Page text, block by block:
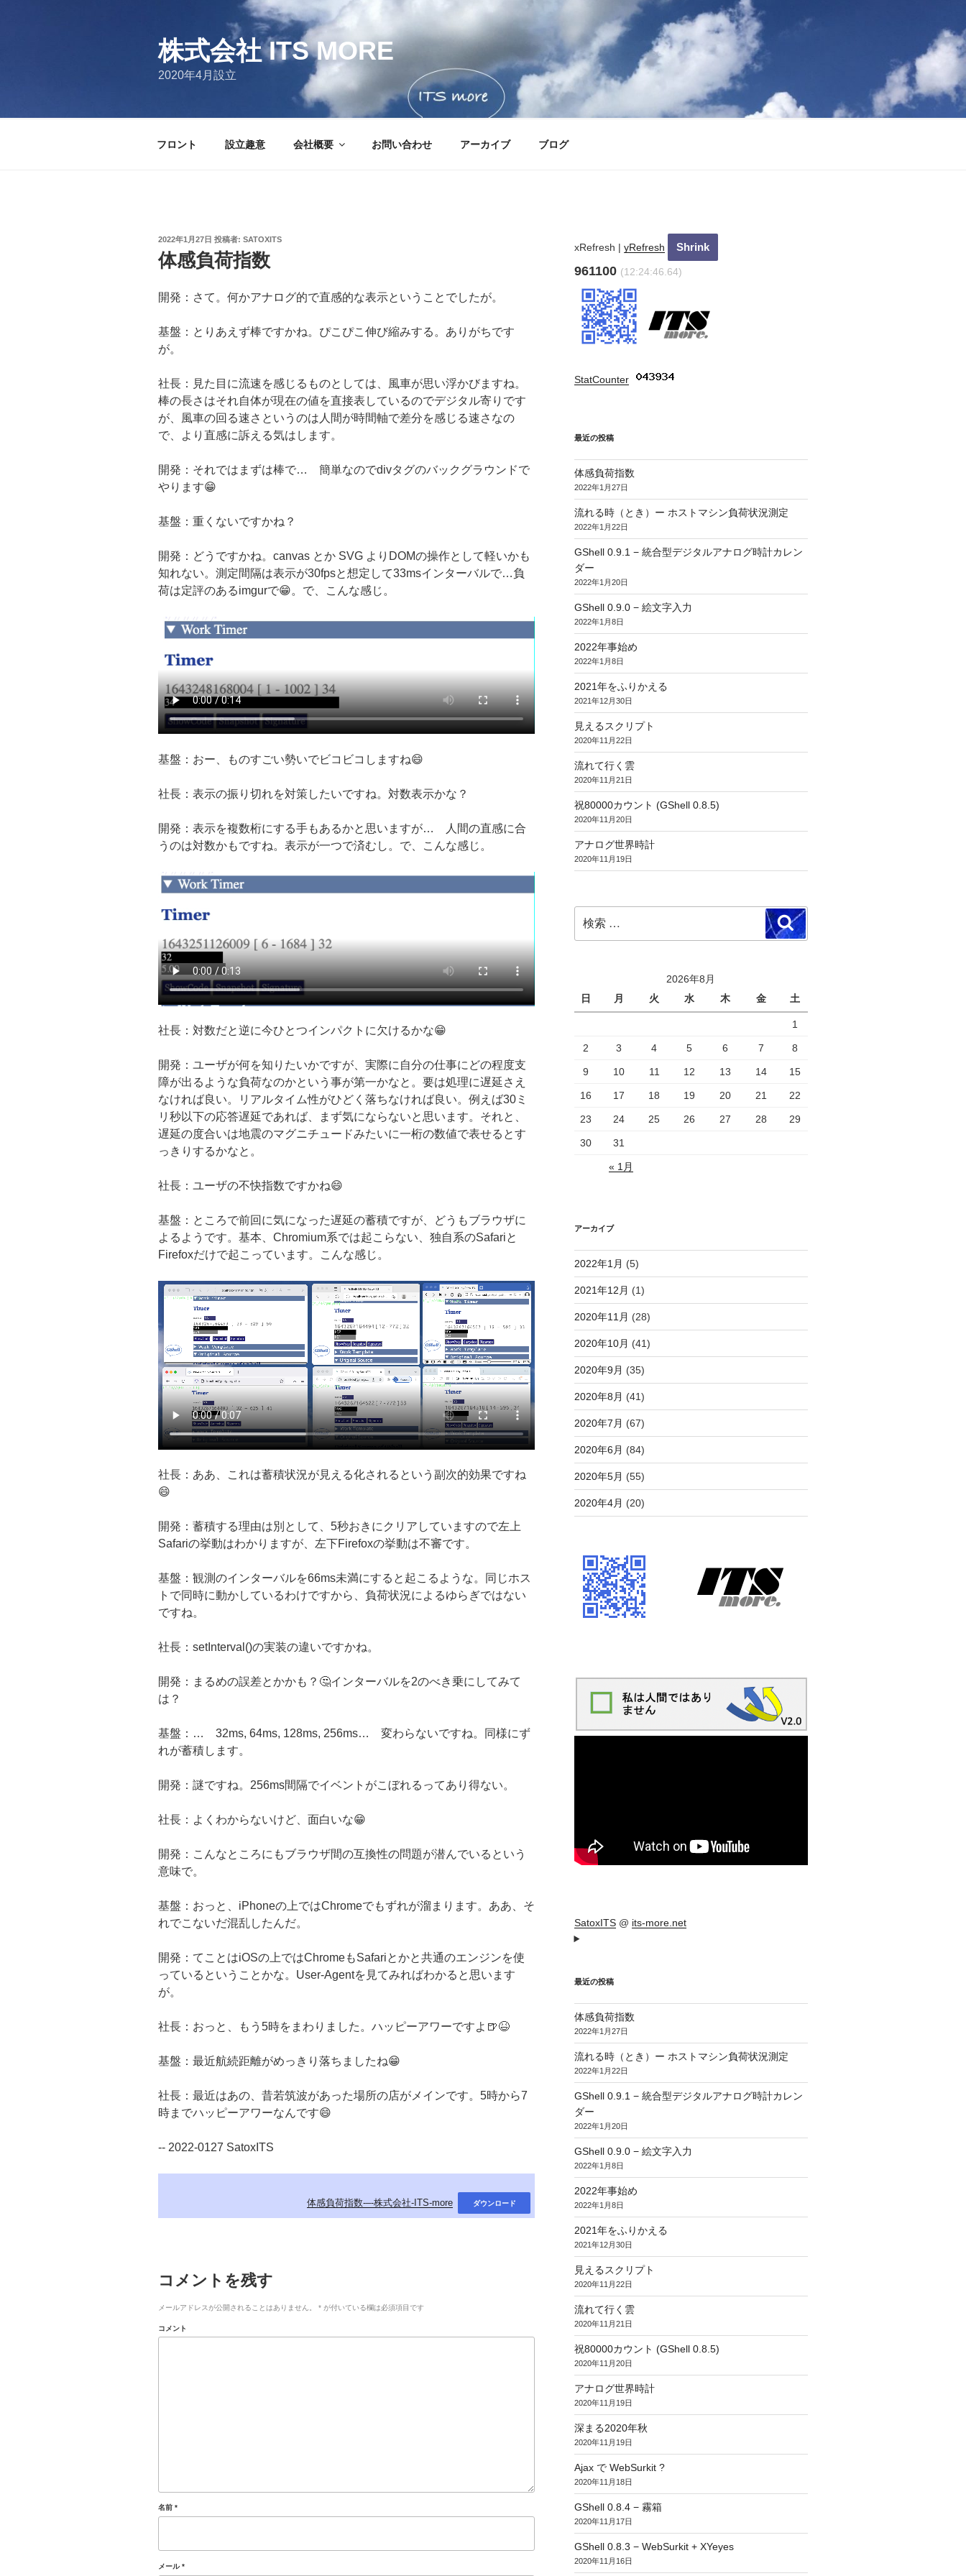
株式会社 ITS MORE
2020年4月設立
フロント 設立趣意 会社概要 お問い合わせ アーカイブ ブログ
投
稿
日:
2022年1月27日 投稿者: SATOXITS
体感負荷指数
開発：さて。何かアナログ的で直感的な表示ということでしたが。
基盤：とりあえず棒ですかね。ぴこぴこ伸び縮みする。ありがちです
が。
社長：見た目に流速を感じるものとしては、風車が思い浮かびますね。
棒の長さはそれ自体が現在の値を直接表しているのでデジタル寄りです
が、風車の回る速さというのは人間が時間軸で差分を感じる速さなの
で、より直感に訴える気はします。
開発：それではまずは棒で… 簡単なのでdivタグのバックグラウンドで
やります😁
基盤：重くないですかね？
開発：どうですかね。canvas とか SVG よりDOMの操作として軽いかも
知れない。測定間隔は表示が30fpsと想定して33msインターバルで…負
荷は定評のあるimgurで😁。で、こんな感じ。
基盤：おー、ものすごい勢いでビコビコしますね😄
社長：表示の振り切れを対策したいですね。対数表示かな？
開発：表示を複数桁にする手もあるかと思いますが… 人間の直感に合
うのは対数かもですね。表示が一つで済むし。で、こんな感じ。
社長：対数だと逆に今ひとつインパクトに欠けるかな😁
開発：ユーザが何を知りたいかですが、実際に自分の仕事にどの程度支
障が出るような負荷なのかという事が第一かなと。要は処理に遅延さえ
なければ良い。リアルタイム性がひどく落ちなければ良い。例えば30ミ
リ秒以下の応答遅延であれば、まず気にならないと思います。それと、
遅延の度合いは地震のマグニチュードみたいに一桁の数値で表せるとす
っきりするかなと。
社長：ユーザの不快指数ですかね😄
基盤：ところで前回に気になった遅延の蓄積ですが、どうもブラウザに
よるようです。基本、Chromium系では起こらない、独自系のSafariと
Firefoxだけで起こっています。こんな感じ。
社長：ああ、これは蓄積状況が見える化されるという副次的効果ですね
😄
開発：蓄積する理由は別として、5秒おきにクリアしていますので左上
Safariの挙動はわかりますが、左下Firefoxの挙動は不審です。
基盤：観測のインターバルを66ms未満にすると起こるような。同じホス
トで同時に動かしているわけですから、負荷状況によるゆらぎではない
ですね。
社長：setInterval()の実装の違いですかね。
開発：まるめの誤差とかかも？🤔インターバルを2のべき乗にしてみて
は？
基盤：… 32ms, 64ms, 128ms, 256ms… 変わらないですね。同様にず
れが蓄積します。
開発：謎ですね。256ms間隔でイベントがこぼれるってあり得ない。
社長：よくわからないけど、面白いな😁
開発：こんなところにもブラウザ間の互換性の問題が潜んでいるという
意味で。
基盤：おっと、iPhoneの上ではChromeでもずれが溜まります。ああ、そ
れでこないだ混乱したんだ。
開発：てことはiOSの上ではChromeもSafariとかと共通のエンジンを使
っているということかな。User-Agentを見てみればわかると思います
が。
社長：おっと、もう5時をまわりました。ハッピーアワーですよ🍺😆
基盤：最近航続距離がめっきり落ちましたね😁
社長：最近はあの、昔若筑波があった場所の店がメインです。5時から7
時までハッピーアワーなんです😄
-- 2022-0127 SatoxITS
体感負荷指数-–-株式会社-ITS-more ダウンロード
コメントを残す
メールアドレスが公開されることはありません。 * が付いている欄は必須項目です
コメント
名前 *
メール*
xRefresh | yRefresh
961100 (12:24:47.64)
StatCounter:
最近の投稿
体感負荷指数
2022年1月27日
流れる時（とき）ー ホストマシン負荷状況測定
2022年1月22日
GShell 0.9.1 − 統合型デジタルアナログ時計カレン
ダー
2022年1月20日
GShell 0.9.0 − 絵文字入力
2022年1月8日
2022年事始め
2022年1月8日
2021年をふりかえる
2021年12月30日
見えるスクリプト
2020年11月22日
流れて行く雲
2020年11月21日
祝80000カウント (GShell 0.8.5)
2020年11月20日
アナログ世界時計
2020年11月19日
索:
検
索
2026年8月
日
月 火 水 木 金 土
1
2 3 4 5 6 7 8
9 10 11 12 13 14 15
16 17 18 19 20 21 22
23 24 25 26 27 28 29
30 31
« 1月
アーカイブ
2022年1月 (5)
2021年12月 (1)
2020年11月 (28)
2020年10月 (41)
2020年9月 (35)
2020年8月 (41)
2020年7月 (67)
2020年6月 (84)
2020年5月 (55)
2020年4月 (20)
SatoxITS@ its-more.net
最近の投稿
体感負荷指数
2022年1月27日
流れる時（とき）ー ホストマシン負荷状況測定
2022年1月22日
GShell 0.9.1 − 統合型デジタルアナログ時計カレン
ダー
2022年1月20日
GShell 0.9.0 − 絵文字入力
2022年1月8日
2022年事始め
2022年1月8日
2021年をふりかえる
2021年12月30日
見えるスクリプト
2020年11月22日
流れて行く雲
2020年11月21日
祝80000カウント (GShell 0.8.5)
2020年11月20日
アナログ世界時計
2020年11月19日
深まる2020年秋
2020年11月19日
Ajax で WebSurkit ?
2020年11月18日
GShell 0.8.4 − 霧箱
2020年11月17日
GShell 0.8.3 − WebSurkit + XYeyes
2020年11月16日